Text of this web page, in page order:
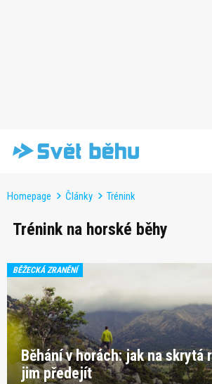
Homepage Články Trénink
Trénink na horské běhy
BĚŽECKÁ ZRANĚNÍ
Běhání v horách: jak na skrytá
jim předejít